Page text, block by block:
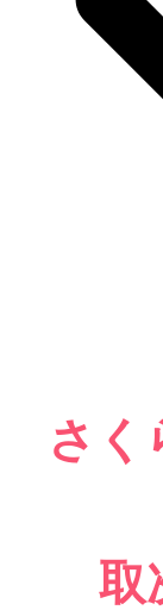
さく
取